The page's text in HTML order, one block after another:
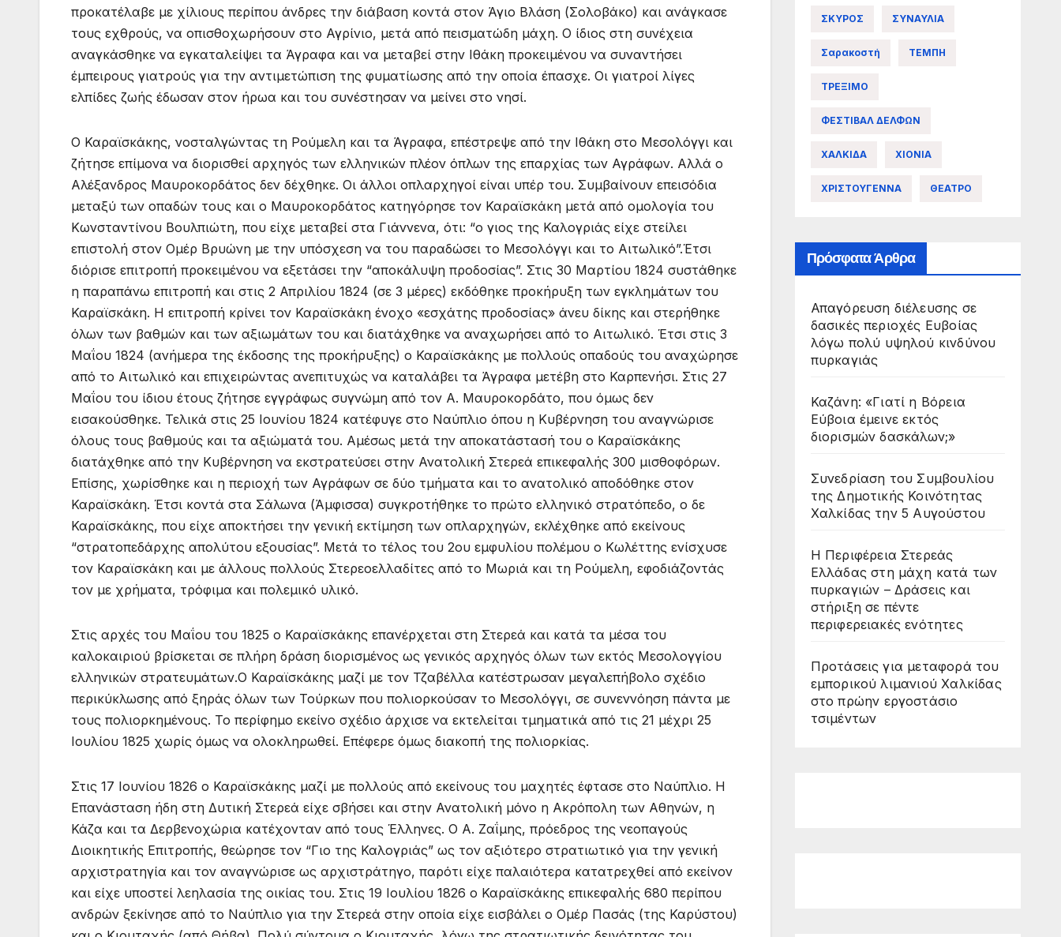
προκατέλαβε με χίλιους περίπου άνδρες την διάβαση κοντά στον Άγιο Βλάση (Σολοβάκο) και ανάγκασε
τους εχθρούς, να οπισθοχωρήσουν στο Αγρίνιο, μετά από πεισματώδη μάχη. Ο ίδιος στη συνέχεια
αναγκάσθηκε να εγκαταλείψει τα Άγραφα και να μεταβεί στην Ιθάκη προκειμένου να συναντήσει
έμπειρους γιατρούς για την αντιμετώπιση της φυματίωσης από την οποία έπασχε. Οι γιατροί λίγες
ελπίδες ζωής έδωσαν στον ήρωα και του συνέστησαν να μείνει στο νησί.
Ο Καραϊσκάκης, νοσταλγώντας τη Ρούμελη και τα Άγραφα, επέστρεψε από την Ιθάκη στο Μεσολόγγι και
ζήτησε επίμονα να διορισθεί αρχηγός των ελληνικών πλέον όπλων της επαρχίας των Αγράφων. Αλλά ο
Αλέξανδρος Μαυροκορδάτος δεν δέχθηκε. Οι άλλοι οπλαρχηγοί είναι υπέρ του. Συμβαίνουν επεισόδια
μεταξύ των οπαδών τους και ο Μαυροκορδάτος κατηγόρησε τον Καραϊσκάκη μετά από ομολογία του
Κωνσταντίνου Βουλπιώτη, που είχε μεταβεί στα Γιάννενα, ότι: “ο γιος της Καλογριάς είχε στείλει
επιστολή στον Ομέρ Βρυώνη με την υπόσχεση να του παραδώσει το Μεσολόγγι και το Αιτωλικό”.Έτσι
διόρισε επιτροπή προκειμένου να εξετάσει την “αποκάλυψη προδοσίας”. Στις 30 Μαρτίου 1824 συστάθηκε
η παραπάνω επιτροπή και στις 2 Απριλίου 1824 (σε 3 μέρες) εκδόθηκε προκήρυξη των εγκλημάτων του
Καραϊσκάκη. Η επιτροπή κρίνει τον Καραϊσκάκη ένοχο «εσχάτης προδοσίας» άνευ δίκης και στερήθηκε
όλων των βαθμών και των αξιωμάτων του και διατάχθηκε να αναχωρήσει από το Αιτωλικό. Έτσι στις 3
Μαΐου 1824 (ανήμερα της έκδοσης της προκήρυξης) ο Καραϊσκάκης με πολλούς οπαδούς του αναχώρησε
από το Αιτωλικό και επιχειρώντας ανεπιτυχώς να καταλάβει τα Άγραφα μετέβη στο Καρπενήσι. Στις 27
Μαΐου του ίδιου έτους ζήτησε εγγράφως συγνώμη από τον Α. Μαυροκορδάτο, που όμως δεν
εισακούσθηκε. Τελικά στις 25 Ιουνίου 1824 κατέφυγε στο Ναύπλιο όπου η Κυβέρνηση του αναγνώρισε
όλους τους βαθμούς και τα αξιώματά του. Αμέσως μετά την αποκατάστασή του ο Καραϊσκάκης
διατάχθηκε από την Κυβέρνηση να εκστρατεύσει στην Ανατολική Στερεά επικεφαλής 300 μισθοφόρων.
Επίσης, χωρίσθηκε και η περιοχή των Αγράφων σε δύο τμήματα και το ανατολικό αποδόθηκε στον
Καραϊσκάκη. Έτσι κοντά στα Σάλωνα (Άμφισσα) συγκροτήθηκε το πρώτο ελληνικό στρατόπεδο, ο δε
Καραϊσκάκης, που είχε αποκτήσει την γενική εκτίμηση των οπλαρχηγών, εκλέχθηκε από εκείνους
“στρατοπεδάρχης απολύτου εξουσίας”. Μετά το τέλος του 2ου εμφυλίου πολέμου ο Κωλέττης ενίσχυσε
τον Καραϊσκάκη και με άλλους πολλούς Στερεοελλαδίτες από το Μωριά και τη Ρούμελη, εφοδιάζοντάς
τον με χρήματα, τρόφιμα και πολεμικό υλικό.
Στις αρχές του Μαΐου του 1825 ο Καραϊσκάκης επανέρχεται στη Στερεά και κατά τα μέσα του
καλοκαιριού βρίσκεται σε πλήρη δράση διορισμένος ως γενικός αρχηγός όλων των εκτός Μεσολογγίου
ελληνικών στρατευμάτων.Ο Καραϊσκάκης μαζί με τον Τζαβέλλα κατέστρωσαν μεγαλεπήβολο σχέδιο
περικύκλωσης από ξηράς όλων των Τούρκων που πολιορκούσαν το Μεσολόγγι, σε συνεννόηση πάντα με
τους πολιορκημένους. Το περίφημο εκείνο σχέδιο άρχισε να εκτελείται τμηματικά από τις 21 μέχρι 25
Ιουλίου 1825 χωρίς όμως να ολοκληρωθεί. Επέφερε όμως διακοπή της πολιορκίας.
Στις 17 Ιουνίου 1826 ο Καραϊσκάκης μαζί με πολλούς από εκείνους του μαχητές έφτασε στο Ναύπλιο. Η
Επανάσταση ήδη στη Δυτική Στερεά είχε σβήσει και στην Ανατολική μόνο η Ακρόπολη των Αθηνών, η
Κάζα και τα Δερβενοχώρια κατέχονταν από τους Έλληνες. Ο Α. Ζαΐμης, πρόεδρος της νεοπαγούς
Διοικητικής Επιτροπής, θεώρησε τον “Γιο της Καλογριάς” ως τον αξιότερο στρατιωτικό για την γενική
αρχιστρατηγία και τον αναγνώρισε ως αρχιστράτηγο, παρότι είχε παλαιότερα κατατρεχθεί από εκείνον
και είχε υποστεί λεηλασία της οικίας του. Στις 19 Ιουλίου 1826 ο Καραϊσκάκης επικεφαλής 680 περίπου
ανδρών ξεκίνησε από το Ναύπλιο για την Στερεά στην οποία είχε εισβάλει ο Ομέρ Πασάς (της Καρύστου)
ΣΚΥΡΟΣ ΣΥΝΑΥΛΙΑ
Σαρακοστή ΤΕΜΠΗ
ΤΡΕΞΙΜΟ
ΦΕΣΤΙΒΑΛ ΔΕΛΦΩΝ
ΧΑΛΚΙΔΑ ΧΙΟΝΙΑ
ΧΡΙΣΤΟΥΓΕΝΝΑ ΘΕΑΤΡΟ
Πρόσφατα Άρθρα
Απαγόρευση διέλευσης σε
δασικές περιοχές Ευβοίας
λόγω πολύ υψηλού κινδύνου
πυρκαγιάς
Καζάνη: «Γιατί η Βόρεια
Εύβοια έμεινε εκτός
διορισμών δασκάλων;»
Συνεδρίαση του Συμβουλίου
της Δημοτικής Κοινότητας
Χαλκίδας την 5 Αυγούστου
Η Περιφέρεια Στερεάς
Ελλάδας στη μάχη κατά των
πυρκαγιών – Δράσεις και
στήριξη σε πέντε
περιφερειακές ενότητες
Προτάσεις για μεταφορά του
εμπορικού λιμανιού Χαλκίδας
στο πρώην εργοστάσιο
τσιμέντων